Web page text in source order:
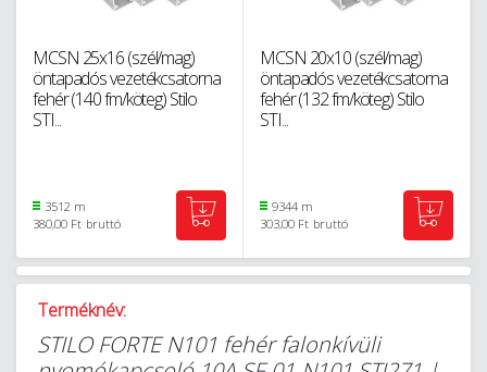
MCSN 25x16 (szél/mag)
öntapadós vezetékcsatorna
fehér (140 fm/köteg) Stilo
STI...
3512 m
380,00 Ft bruttó
MCSN 20x10 (szél/mag)
öntapadós vezetékcsatorna
fehér (132 fm/köteg) Stilo
STI...
9344 m
303,00 Ft bruttó
Terméknév:
STILO FORTE N101 fehér falonkívüli